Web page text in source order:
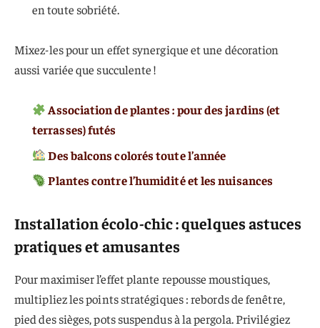
en toute sobriété.
Mixez-les pour un effet synergique et une décoration
aussi variée que succulente !
Association de plantes : pour des jardins (et
terrasses) futés
Des balcons colorés toute l’année
Plantes contre l’humidité et les nuisances
Installation écolo-chic : quelques astuces
pratiques et amusantes
Pour maximiser l’effet plante repousse moustiques,
multipliez les points stratégiques : rebords de fenêtre,
pied des sièges, pots suspendus à la pergola. Privilégiez